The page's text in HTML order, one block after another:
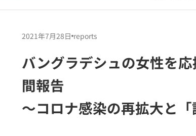
2021年7月28日 reports
バングラデシュの女性を
間報告
～コロナ感染の再拡大と